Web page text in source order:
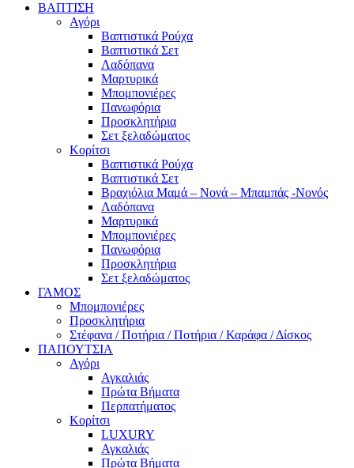
ΒΑΠΤΙΣΗ
Αγόρι
Βαπτιστικά Ρούχα
Βαπτιστικά Σετ
Λαδόπανα
Μαρτυρικά
Μπομπονιέρες
Πανωφόρια
Προσκλητήρια
Σετ ξελαδώματος
Κορίτσι
Βαπτιστικά Ρούχα
Βαπτιστικά Σετ
Βραχιόλια Μαμά – Νονά – Μπαμπάς -Νονός
Λαδόπανα
Μαρτυρικά
Μπομπονιέρες
Πανωφόρια
Προσκλητήρια
Σετ ξελαδώματος
ΓΑΜΟΣ
Μπομπονιέρες
Προσκλητήρια
Στέφανα / Ποτήρια / Ποτήρια / Καράφα / Δίσκος
ΠΑΠΟΥΤΣΙΑ
Αγόρι
Αγκαλιάς
Πρώτα Βήματα
Περπατήματος
Κορίτσι
LUXURY
Αγκαλιάς
Πρώτα Βήματα